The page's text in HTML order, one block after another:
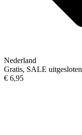
Nederland
Gratis, SALE uitgesloten
€ 6,95